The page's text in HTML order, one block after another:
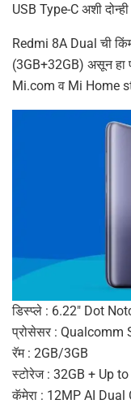
USB Type-C अशी
Redmi 8A Dual ची
(3GB+32GB) असून हा
Mi.com व Mi Home
डिस्प्ले : 6.22″ Dot
प्रोसेसर : Qualcomm
रॅम : 2GB/3GB
स्टोरेज : 32GB + Up
कॅमेरा : 12MP AI